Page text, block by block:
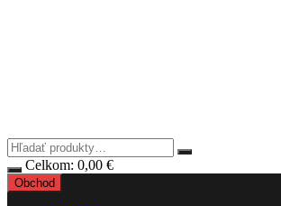
Celkom: 0,00 €
Obchod